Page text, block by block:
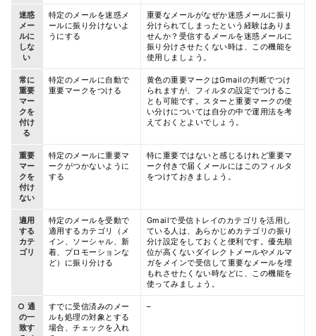
迷惑
メー
ルに
しな
い
特定のメールを迷惑メ
ールに振り分けないよ
うにする
重要なメールがなぜか迷惑メールに振り
分けられてしまったという経験はありま
せんか？受信するメールを迷惑メールに
振り分けさせたくない時は、この機能を
使用しましょう。
常に
重要
マー
クを
付け
る
特定のメールに自動で
重要マークをつける
黄色の重要マークはGmailの判断でつけ
られますが、フィルタの設定でつけるこ
とも可能です。スターと重要マークの使
い分けについては自分の中で運用法を考
えておくとよいでしょう。
重要
マー
クを
付け
ない
特定のメールに重要マ
ークがつかないように
する
特に重要ではないと感じるけれど重要マ
ーク付きで届くメールにはこのフィルタ
をつけておきましょう。
適用
する
カテ
ゴリ
特定のメールを受動で
適用するカテゴリ（メ
イン、ソーシャル、新
着、プロモーションな
ど）に振り分ける
Gmailで受信トレイのカテゴリを活用し
ている人は、あらかじめカテゴリの振り
分け設定をしておくと便利です。優先順
位が高くないダイレクトメールやメルマ
ガをメインで受信して重要なメールを埋
もれさせたくない時などに、この機能を
使ってみましょう。
○ 通
の一
致す
すでに受信済みのメー
ルも処理の対象とする
場合、チェックを入れ
–